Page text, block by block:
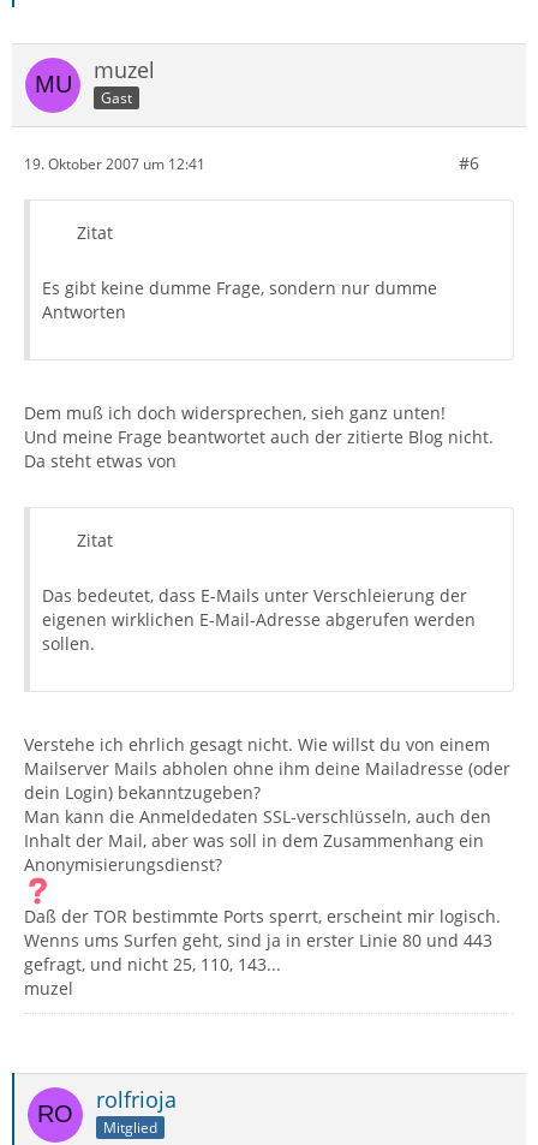
muzel
Gast
19. Oktober 2007 um 12:41 #6
Zitat
Es gibt keine dumme Frage, sondern nur dumme
Antworten
Dem muß ich doch widersprechen, sieh ganz unten!
Und meine Frage beantwortet auch der zitierte Blog nicht.
Da steht etwas von
Zitat
Das bedeutet, dass E-Mails unter Verschleierung der
eigenen wirklichen E-Mail-Adresse abgerufen werden
sollen.
Verstehe ich ehrlich gesagt nicht. Wie willst du von einem
Mailserver Mails abholen ohne ihm deine Mailadresse (oder
dein Login) bekanntzugeben?
Man kann die Anmeldedaten SSL-verschlüsseln, auch den
Inhalt der Mail, aber was soll in dem Zusammenhang ein
Anonymisierungsdienst?
Daß der TOR bestimmte Ports sperrt, erscheint mir logisch.
Wenns ums Surfen geht, sind ja in erster Linie 80 und 443
gefragt, und nicht 25, 110, 143...
muzel
rolfrioja
Mitglied